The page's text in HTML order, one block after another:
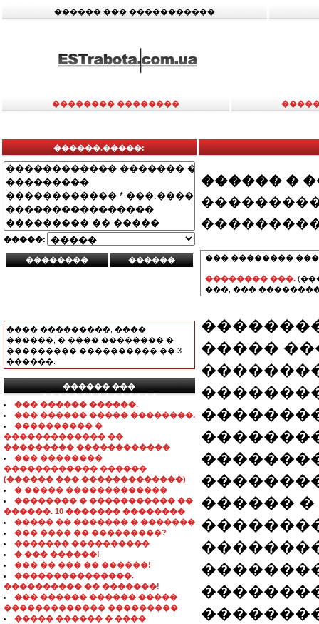
������ ��� �����������
�������� ��������
������.�����:
�����:
���� ���������, ����
������, � ���� �������� �
��������� ���������� �� 3
������.
������ ���
���������������
��� ������ ������.
��� ������ ����� ��������.
���������� �
������������� ��
��������� ������������
��� ��������
������������ ������
(������ ��� �������������)
� ����� �������������
�������� � ����������� ��
������. 10 ������� ��������
����� �� ������� � �������
��� ���� �� ���������?
������� ����������
� ��� ������!
��� �� ��� �� ������!
���������������.
���������� �� �������!
��� ������ ������ �����
������������� ���������
����� ������ � ����
������ �
��� ��������
�������� ���.
���, ���
�����
������